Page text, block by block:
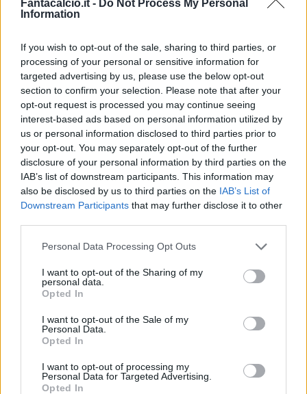
Fantacalcio.it - Do Not Process My Personal
Information
If you wish to opt-out of the sale, sharing to third parties, or
processing of your personal or sensitive information for
targeted advertising by us, please use the below opt-out
section to confirm your selection. Please note that after your
opt-out request is processed you may continue seeing
interest-based ads based on personal information utilized by
us or personal information disclosed to third parties prior to
your opt-out. You may separately opt-out of the further
disclosure of your personal information by third parties on the
IAB’s list of downstream participants. This information may
also be disclosed by us to third parties on the IAB’s List of
Downstream Participants that may further disclose it to other
Personal Data Processing Opt Outs
I want to opt-out of the Sharing of my
personal data.
Opted In
I want to opt-out of the Sale of my
Personal Data.
Opted In
I want to opt-out of processing my
Personal Data for Targeted Advertising.
Opted In
Classic Mantra
Riepilogo stagione
Titolare 16 - 42%
Entrato 10 - 26%
Squalificato 0 - 0%
Infortunato 0 - 0%
Inutilizzato 12 - 31
Scarica riepilogo
stagionale
Scarica